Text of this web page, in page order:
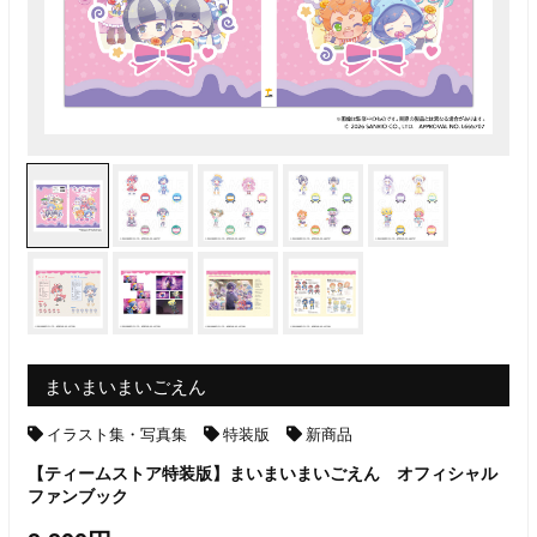
まいまいまいごえん
イラスト集・写真集 特装版 新商品
【ティームストア特装版】まいまいまいごえん オフィシャル
ファンブック